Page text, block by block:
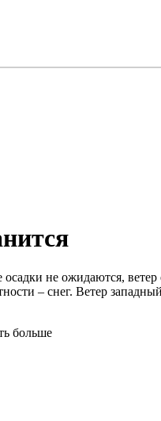
не ожидаются,
– снег. Ветер
больше